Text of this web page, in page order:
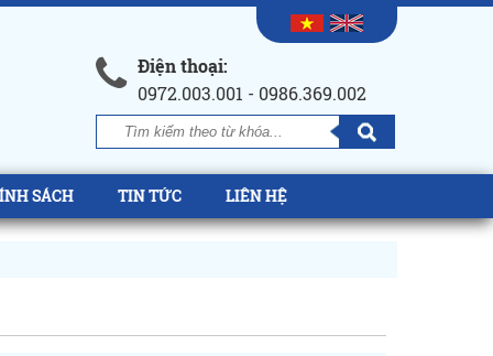
Điện thoại:
0972.003.001 - 0986.369.002
SÁCH TIN TỨC LIÊN HỆ